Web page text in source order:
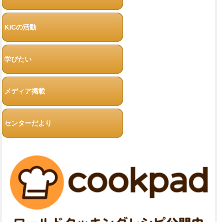
KICの活動
学びたい
メディア掲載
センターだより